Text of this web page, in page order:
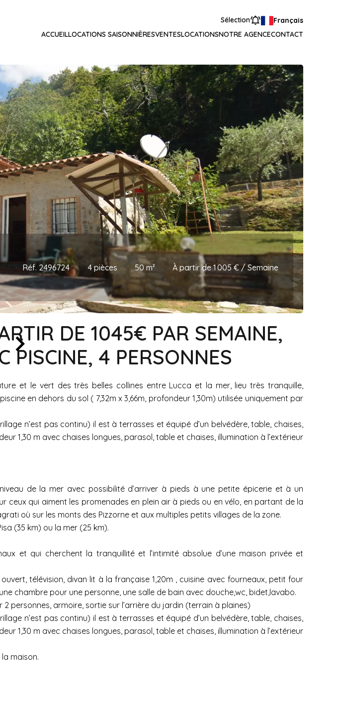
Sélection
Français
ACCUEILLOCATIONS SAISONNIÈRESVENTESLOCATIONSNOTRE AGENCECONTACT
Réf. 2496724 4 pièces 50 m² À partir de 1 005 € / Semaine
DE 1045€ PAR SEMAINE,
PISCINE, 4 PERSONNES
et le vert des très belles collines entre Lucca et la mer, lieu très tranquille,
en dehors du sol ( 7,32m x 3,66m, profondeur 1,30m) utilisée uniquement par
n’est pas continu) il est à terrasses et équipé d’un belvédère, table, chaises,
1,30 m avec chaises longues, parasol, table et chaises, illumination à l’extérieur
de la mer avec possibilité d’arriver à pieds à une petite épicerie et à un
qui aiment les promenades en plein air à pieds ou en vélo, en partant de la
où sur les monts des Pizzorne et aux multiples petits villages de la zone.
(35 km) ou la mer (25 km).
et qui cherchent la tranquillité et l’intimité absolue d’une maison privée et
télévision, divan lit à la française 1,20m , cuisine avec fourneaux, petit four
chambre pour une personne, une salle de bain avec douche,wc, bidet,lavabo.
personnes, armoire, sortie sur l’arrière du jardin (terrain à plaines)
n’est pas continu) il est à terrasses et équipé d’un belvédère, table, chaises,
1,30 m avec chaises longues, parasol, table et chaises, illumination à l’extérieur
maison.